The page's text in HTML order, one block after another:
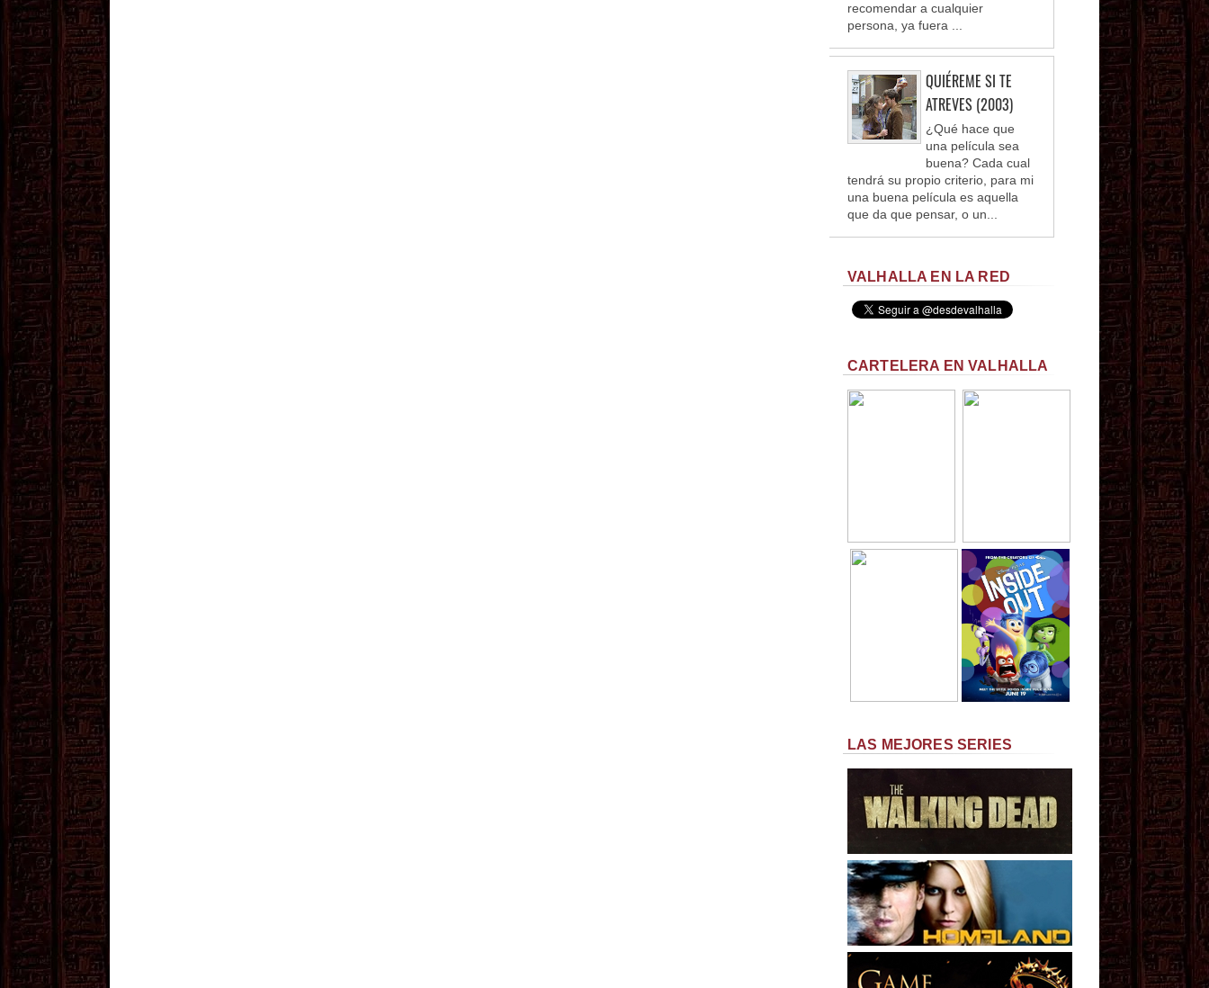
recomendar a cualquier
persona, ya fuera ...
QUIÉREME SI TE
ATREVES (2003)
¿Qué hace que
una película sea
buena? Cada cual
tendrá su propio criterio, para mi
una buena película es aquella
que da que pensar, o un...
VALHALLA EN LA RED
CARTELERA EN VALHALLA
LAS MEJORES SERIES